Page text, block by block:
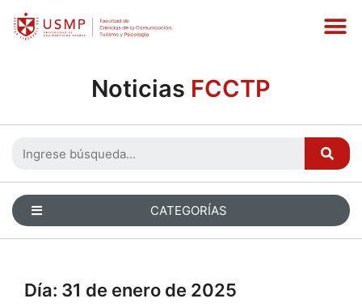
Noticias FCCTP
CATEGORÍAS
Día: 31 de enero de 2025